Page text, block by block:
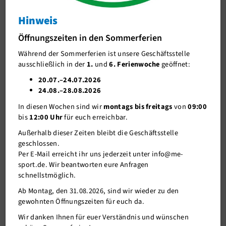
Neanderlandsteig Velbert Düssel
Neanderlandsteig Velbert Düssel
14.03.2024
J-Team
Stellenangebote
Förderverein me-sport e.V.
Mitgliederservice
Verantwortung
Hinweis
Öffnungszeiten in den Sommerferien
Während der Sommerferien ist unsere Geschäftsstelle
ausschließlich in der 1. und6. Ferienwochegeöffnet:
20.07.–24.07.2026
24.08.–28.08.2026
In diesen Wochen sind wirmontags bis freitagsvon09:00
bis12:00 Uhrfür euch erreichbar.
Außerhalb dieser Zeiten bleibt die Geschäftsstelle
geschlossen.
Per E-Mail erreicht ihr uns jederzeit unter info@me-
sport.de. Wir beantworten eure Anfragen
schnellstmöglich.
Ab Montag, den 31.08.2026, sind wir wieder zu den
gewohnten Öffnungszeiten für euch da.
Wir danken Ihnen für euer Verständnis und wünschen